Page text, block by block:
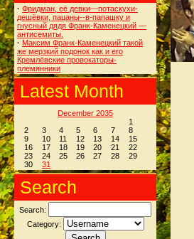
· Фридман, её девки—потаскухи-
дешёвки, пацаны--в-папашку и
гнусный дядя Франк-Каменецкий —
антисемиты.
· Максим Франк-Каменецкий такой
же мерзкий подонок как и его
Кремлёвские провокаторы-
племянники
Latest Month
December 2035
1
2
3 4 5 6 7
8
9
10 11 12 13 14
15
16
17 18 19 20 21
22
23
24 25 26 27 28
29
30
31
Search
Search:
Category: